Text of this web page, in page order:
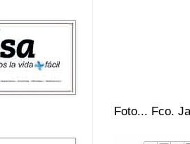
Foto... Fco.